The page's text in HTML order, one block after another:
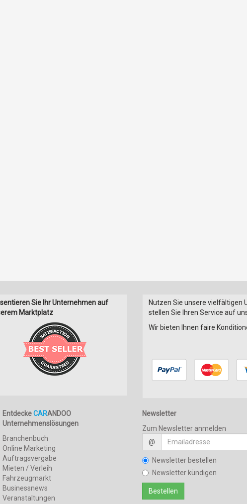
Sie Ihr Unternehmen auf
Marktplatz
Nutzen Sie unsere vielfältigen
stellen Sie Ihren Service auf
Wir bieten Ihnen faire
EntdeckeCARANDOO
Unternehmenslösungen
Branchenbuch
Online Marketing
Auftragsvergabe
Mieten / Verleih
Fahrzeugmarkt
Businessnews
Veranstaltungen
Newsletter
Zum Newsletter anmelden
@
Newsletter bestellen
Newsletter kündigen